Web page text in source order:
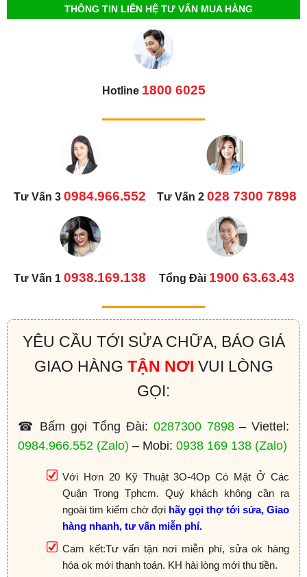
THÔNG TIN LIÊN HỆ TƯ VẤN MUA HÀNG
Hotline 1800 6025
Tư Vấn 3 0984.966.552 Tư Vấn 2 028 7300 7898
Tư Vấn 1 0938.169.138 Tổng Đài 1900 63.63.43
YÊU CẦU TỚI SỬA CHỮA, BÁO GIÁ
GIAO HÀNG TẬN NƠI VUI LÒNG
GỌI:
☎ Bấm gọi Tổng Đài: 0287300 7898– Viettel:
0984.966.552 (Zalo) – Mobi: 0938 169 138 (Zalo)
Với Hơn 20 Kỹ Thuật 3O-4Op Có Mặt Ở Các
Quận Trong Tphcm. Quý khách không cần ra
ngoài tìm kiếm chờ đợi hãy gọi thợ tới sửa, Giao
hàng nhanh, tư vấn miễn phí.
Cam kết:Tư vấn tận nơi miễn phí, sửa ok hàng
hóa ok mới thanh toán. KH hài lòng mới thu tiền.